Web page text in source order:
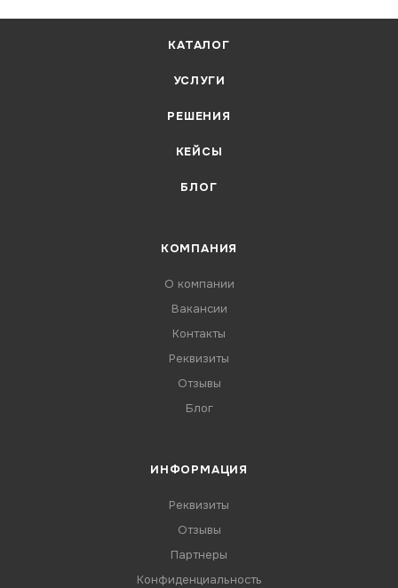
КАТАЛОГ
УСЛУГИ
РЕШЕНИЯ
КЕЙСЫ
БЛОГ
КОМПАНИЯ
О компании
Вакансии
Контакты
Реквизиты
Отзывы
Блог
ИНФОРМАЦИЯ
Реквизиты
Отзывы
Партнеры
Конфиденциальность